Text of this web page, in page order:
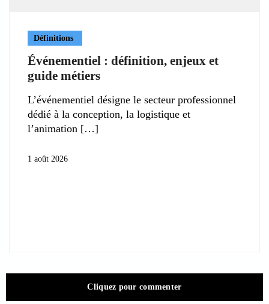
Définitions
Événementiel : définition, enjeux et
guide métiers
L’événementiel désigne le secteur professionnel
dédié à la conception, la logistique et
l’animation
1 août 2026
Cliquez pour commenter